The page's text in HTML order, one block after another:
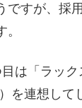
ですが、採
は「ラッ
を連想して